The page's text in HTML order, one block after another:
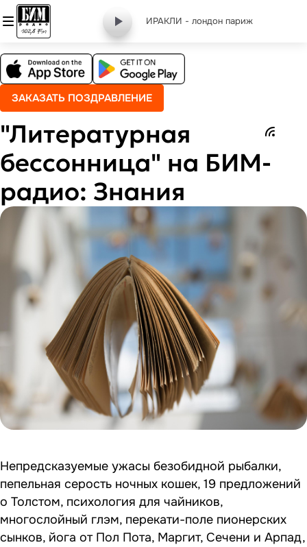
ИРАКЛИ - лондон париж
ЗАКАЗАТЬ ПОЗДРАВЛЕНИЕ
"Литературная
бессонница" на БИМ-
радио: Знания
Непредсказуемые ужасы безобидной рыбалки,
пепельная серость ночных кошек, 19 предложений
о Толстом, психология для чайников,
многослойный глэм, перекати-поле пионерских
сынков, йога от Пол Пота, Маргит, Сечени и Арпад,